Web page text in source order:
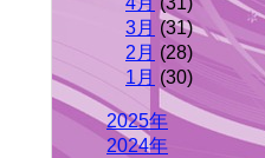
3月 (31)
2月 (28)
1月 (30)
2025年
2024年